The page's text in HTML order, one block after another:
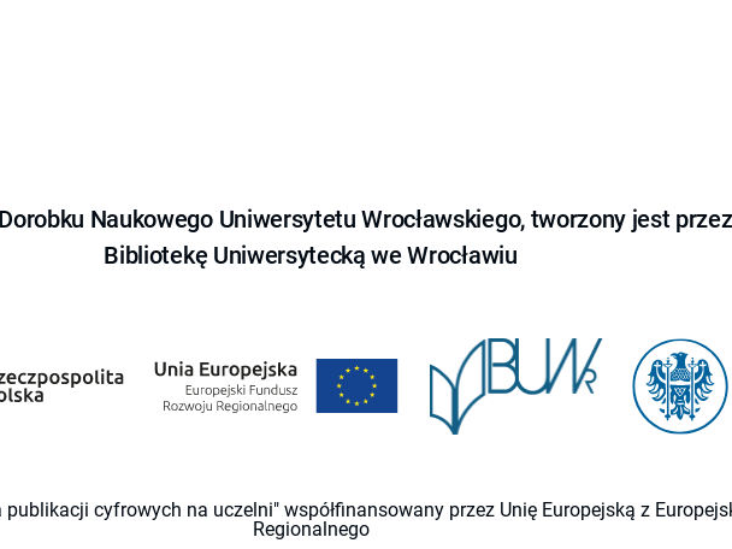
Naukowego Uniwersytetu Wrocławskiego, tworzony jest przez
Bibliotekę Uniwersytecką we Wrocławiu
cyfrowych na uczelni" współfinansowany przez Unię Europejską z
Regionalnego